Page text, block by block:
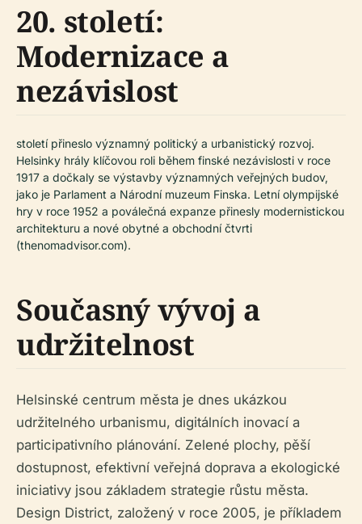
20. století:
Modernizace a
nezávislost
století přineslo významný politický a urbanistický rozvoj.
Helsinky hrály klíčovou roli během finské nezávislosti v roce
1917 a dočkaly se výstavby významných veřejných budov,
jako je Parlament a Národní muzeum Finska. Letní olympijské
hry v roce 1952 a poválečná expanze přinesly modernistickou
architekturu a nové obytné a obchodní čtvrti
(thenomadvisor.com).
Současný vývoj a
udržitelnost
Helsinské centrum města je dnes ukázkou
udržitelného urbanismu, digitálních inovací a
participativního plánování. Zelené plochy, pěší
dostupnost, efektivní veřejná doprava a ekologické
iniciativy jsou základem strategie růstu města.
Design District, založený v roce 2005, je příkladem